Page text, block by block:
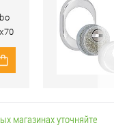
магазинах уточняйте